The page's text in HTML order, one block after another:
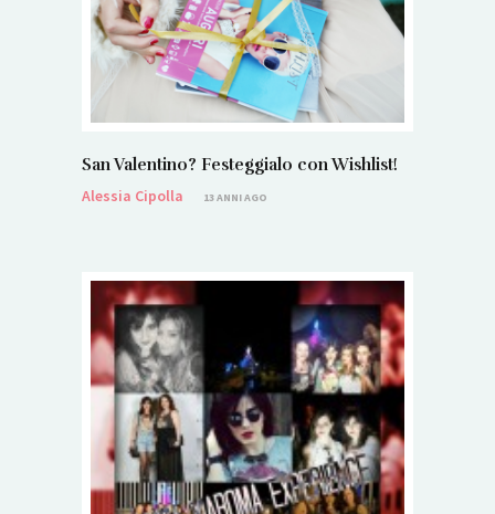
San Valentino? Festeggialo con Wishlist!
Alessia Cipolla
13 ANNI AGO